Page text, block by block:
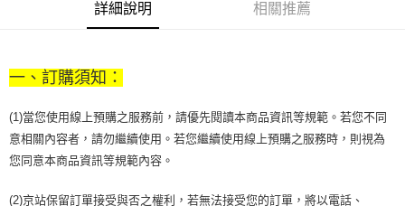
流程，驗證手機門號後，選擇欲分期的期數、繳款截止日，確認付款後即完
成交易。
4.訂單成立30分鐘內，如未前往確認交易或遇審核未通過，訂單將自動取
消。如遇「轉專審核」未通過狀況，表示未達大哥付你分期系統評分，恕無
法說明評估內容。
【繳款方式說明】
醒簡訊。
【關於「AFTEE先享後付」】
便利好安心！
２．便利：只要手機號碼，簡訊認證，即可結帳。
３．安心：先確認商品／服務後，再付款。
【「AFTEE先享後付」結帳流程】
運送方式
付款後全家取貨
每筆NT$70，滿NT$1,000(含以上)免運費
詳細說明 相關推薦
一、訂購須知：
(1)當您使用線上預購之服務前，請優先閱讀本商品資訊等規範。若您不同
意相關內容者，請勿繼續使用。若您繼續使用線上預購之服務時，則視為
您同意本商品資訊等規範內容。
(2)京站保留訂單接受與否之權利，若無法接受您的訂單，將以電話、